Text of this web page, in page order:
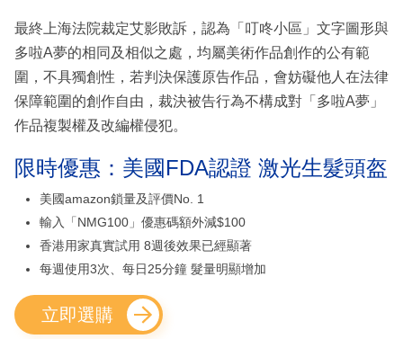
最終上海法院裁定艾影敗訴，認為「叮咚小區」文字圖形與
多啦A夢的相同及相似之處，均屬美術作品創作的公有範
圍，不具獨創性，若判決保護原告作品，會妨礙他人在法律
保障範圍的創作自由，裁決被告行為不構成對「多啦A夢」
作品複製權及改編權侵犯。
限時優惠：美國FDA認證 激光生髮頭盔
美國amazon鎖量及評價No. 1
輸入「NMG100」優惠碼額外減$100
香港用家真實試用 8週後效果已經顯著
每週使用3次、每日25分鐘 髮量明顯增加
立即選購